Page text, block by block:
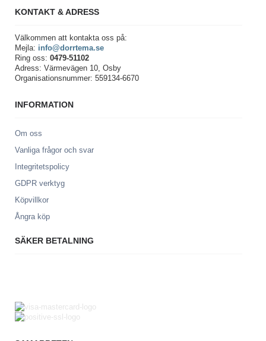
KONTAKT & ADRESS
Välkommen att kontakta oss på:
Mejla: info@dorrtema.se
Ring oss: 0479-51102
Adress: Värmevägen 10, Osby
Organisationsnummer: 559134-6670
INFORMATION
Om oss
Vanliga frågor och svar
Integritetspolicy
GDPR verktyg
Köpvillkor
Ångra köp
SÄKER BETALNING